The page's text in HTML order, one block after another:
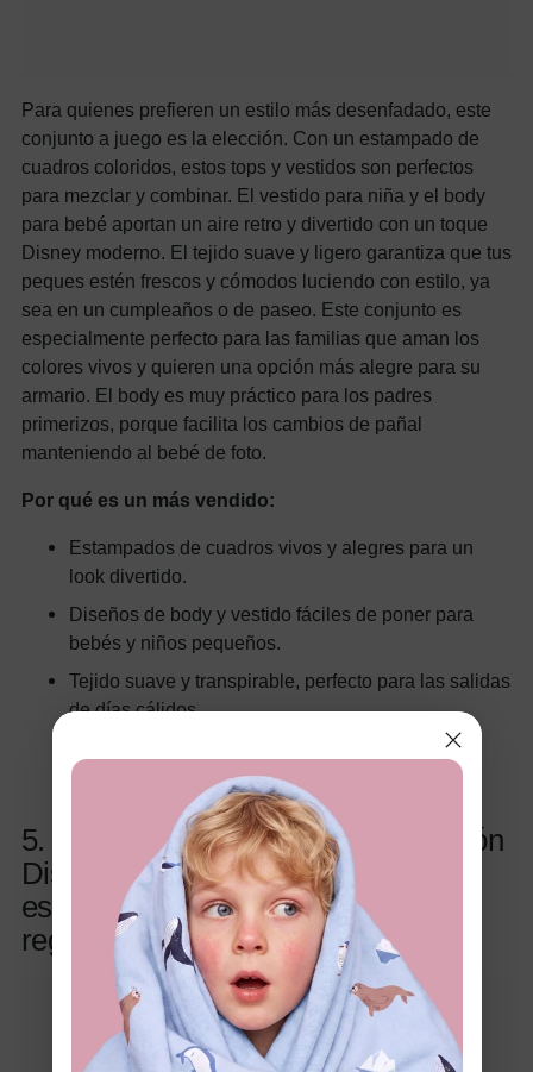
Para quienes prefieren un estilo más desenfadado, este
conjunto a juego es la elección. Con un estampado de
cuadros coloridos, estos tops y vestidos son perfectos
para mezclar y combinar. El vestido para niña y el body
para bebé aportan un aire retro y divertido con un toque
Disney moderno. El tejido suave y ligero garantiza que tus
peques estén frescos y cómodos luciendo con estilo, ya
sea en un cumpleaños o de paseo. Este conjunto es
especialmente perfecto para las familias que aman los
colores vivos y quieren una opción más alegre para su
armario. El body es muy práctico para los padres
primerizos, porque facilita los cambios de pañal
manteniendo al bebé de foto.
Por qué es un más vendido:
Estampados de cuadros vivos y alegres para un
look divertido.
Diseños de body y vestido fáciles de poner para
bebés y niños pequeños.
Tejido suave y transpirable, perfecto para las salidas
de días cálidos.
5. Vestido pelele camiseta de algodón
Disney Mickey and Friends con
estampado de gesto divertido, para
regalo